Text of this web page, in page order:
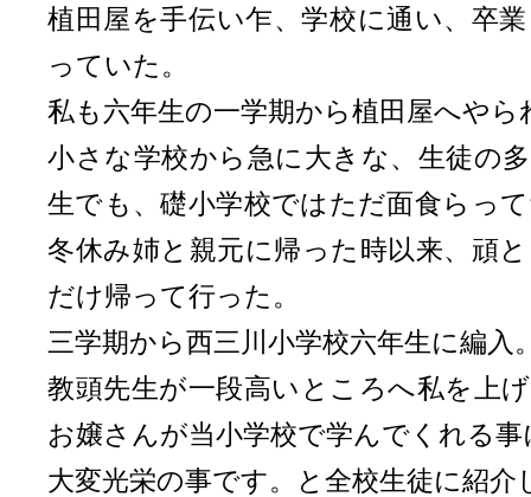
植田屋を手伝い乍、学校に通い、卒
っていた。
私も六年生の一学期から植田屋へや
小さな学校から急に大きな、生徒の
生でも、礎小学校ではただ面食らっ
冬休み姉と親元に帰った時以来、頑
だけ帰って行った。
三学期から西三川小学校六年生に編入
教頭先生が一段高いところへ私を上
お嬢さんが当小学校で学んでくれる
大変光栄の事です。と全校生徒に紹介